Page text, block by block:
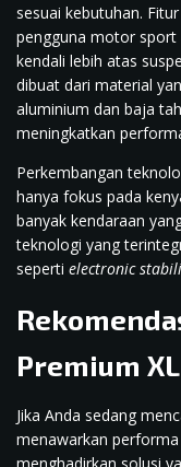
sesuai kebutuhan.
pengguna motor
kendali lebih atas
dibuat dari material
aluminium dan baja
meningkatkan
Perkembangan
hanya fokus pada
banyak kendaraan
teknologi yang
seperti electronic
Premium
Jika Anda sedang
menawarkan